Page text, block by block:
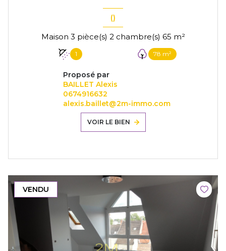
()
Maison 3 pièce(s) 2 chambre(s) 65 m²
1 78 m²
Proposé par
BAILLET Alexis
0674916632
alexis.baillet@2m-immo.com
VOIR LE BIEN
VENDU